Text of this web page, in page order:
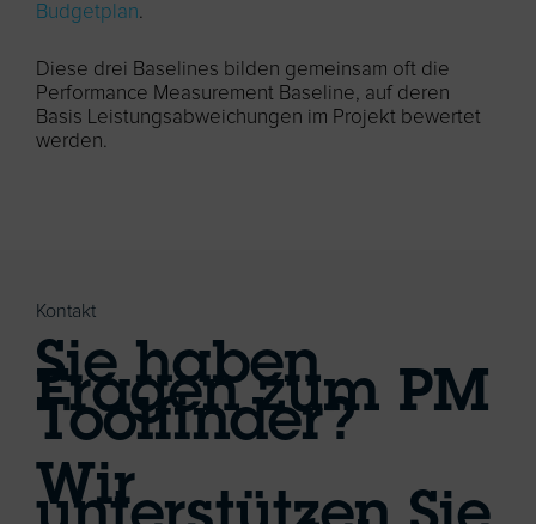
Budgetplan.
Diese drei Baselines bilden gemeinsam oft die
Performance Measurement Baseline, auf deren
Basis Leistungsabweichungen im Projekt bewertet
werden.
Kontakt
Sie haben
Fragen zum PM
Toolfinder?
Wir